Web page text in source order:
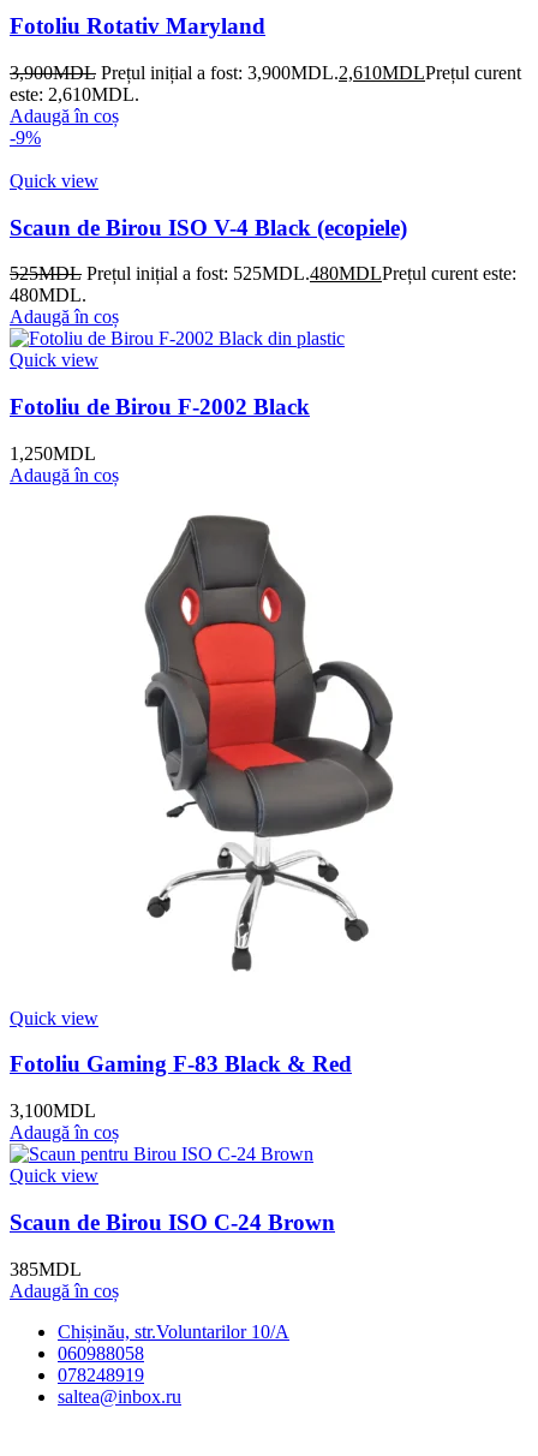
Fotoliu Rotativ Maryland
3,900MDL Prețul inițial a fost: 3,900MDL.2,610MDLPrețul curent
este: 2,610MDL.
Adaugă în coș
-9%
Quick view
Scaun de Birou ISO V-4 Black (ecopiele)
525MDL Prețul inițial a fost: 525MDL.480MDLPrețul curent este:
480MDL.
Adaugă în coș
Quick view
Fotoliu de Birou F-2002 Black
1,250MDL
Adaugă în coș
Quick view
Fotoliu Gaming F-83 Black & Red
3,100MDL
Adaugă în coș
Quick view
Scaun de Birou ISO C-24 Brown
385MDL
Adaugă în coș
Chișinău, str.Voluntarilor 10/A
060988058
078248919
saltea@inbox.ru